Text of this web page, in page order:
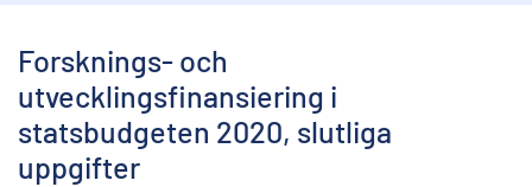
Forsknings- och
utvecklingsfinansiering i
statsbudgeten 2020, slutliga
uppgifter